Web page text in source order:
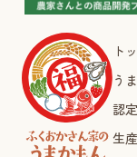
ト
う
認
生